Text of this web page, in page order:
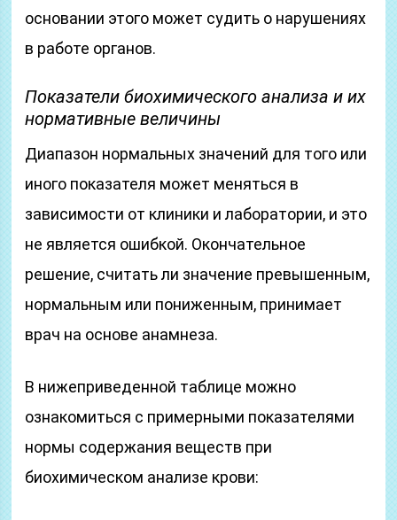
основании этого может судить о нарушениях
в работе органов.
Показатели биохимического анализа и их
нормативные величины
Диапазон нормальных значений для того или
иного показателя может меняться в
зависимости от клиники и лаборатории, и это
не является ошибкой. Окончательное
решение, считать ли значение превышенным,
нормальным или пониженным, принимает
врач на основе анамнеза.
В нижеприведенной таблице можно
ознакомиться с примерными показателями
нормы содержания веществ при
биохимическом анализе крови: